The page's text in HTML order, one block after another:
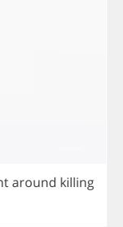
around killing